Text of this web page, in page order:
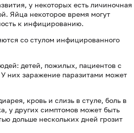
у некоторых есть личиночная
Яйца некоторое время могут
к инфицированию.
со стулом инфицированного
детей, пожилых, пациентов с
них заражение паразитами может
кровь и слизь в стуле, боль в
у других симптомов может быть
дольше нескольких дней грозит